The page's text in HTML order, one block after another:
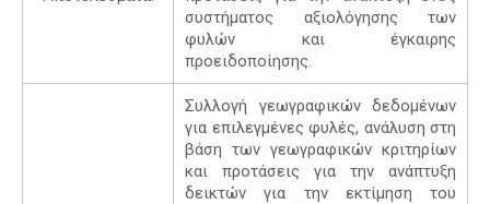
συστήματος αξιολόγησης των
φυλών και έγκαιρης
προειδοποίησης.
Συλλογή γεωγραφικών δεδομένων
για επιλεγμένες φυλές, ανάλυση στη
βάση των γεωγραφικών κριτηρίων
και προτάσεις για την ανάπτυξη
δεικτών για την εκτίμηση του